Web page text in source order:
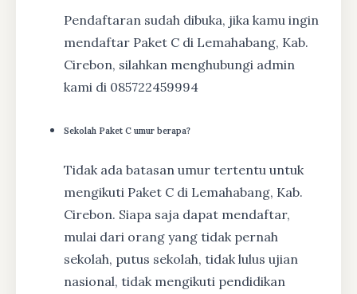
Pendaftaran sudah dibuka, jika kamu ingin
mendaftar Paket C di Lemahabang, Kab.
Cirebon, silahkan menghubungi admin
kami di 085722459994
Sekolah Paket C umur berapa?
Tidak ada batasan umur tertentu untuk
mengikuti Paket C di Lemahabang, Kab.
Cirebon. Siapa saja dapat mendaftar,
mulai dari orang yang tidak pernah
sekolah, putus sekolah, tidak lulus ujian
nasional, tidak mengikuti pendidikan